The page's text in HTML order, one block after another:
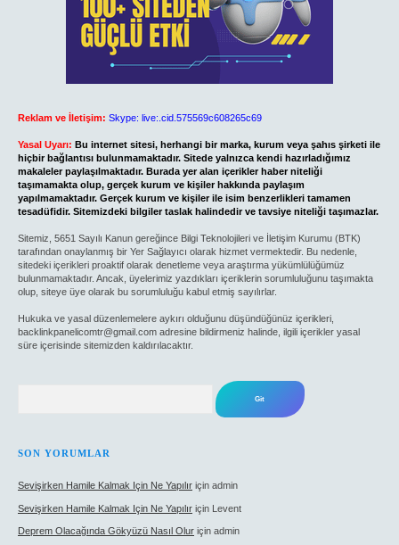
Reklam ve İletişim: Skype: live:.cid.575569c608265c69
Yasal Uyarı: Bu internet sitesi, herhangi bir marka, kurum veya şahıs şirketi ile
hiçbir bağlantısı bulunmamaktadır. Sitede yalnızca kendi hazırladığımız
makaleler paylaşılmaktadır. Burada yer alan içerikler haber niteliği
taşımamakta olup, gerçek kurum ve kişiler hakkında paylaşım
yapılmamaktadır. Gerçek kurum ve kişiler ile isim benzerlikleri tamamen
tesadüfidir. Sitemizdeki bilgiler taslak halindedir ve tavsiye niteliği taşımazlar.
Sitemiz, 5651 Sayılı Kanun gereğince Bilgi Teknolojileri ve İletişim Kurumu (BTK)
tarafından onaylanmış bir Yer Sağlayıcı olarak hizmet vermektedir. Bu nedenle,
sitedeki içerikleri proaktif olarak denetleme veya araştırma yükümlülüğümüz
bulunmamaktadır. Ancak, üyelerimiz yazdıkları içeriklerin sorumluluğunu taşımakta
olup, siteye üye olarak bu sorumluluğu kabul etmiş sayılırlar.
Hukuka ve yasal düzenlemelere aykırı olduğunu düşündüğünüz içerikleri,
backlinkpanelicomtr@gmail.com adresine bildirmeniz halinde, ilgili içerikler yasal
süre içerisinde sitemizden kaldırılacaktır.
SON YORUMLAR
Sevişirken Hamile Kalmak Için Ne Yapılır için admin
Sevişirken Hamile Kalmak Için Ne Yapılır için Levent
Deprem Olacağında Gökyüzü Nasıl Olur için admin